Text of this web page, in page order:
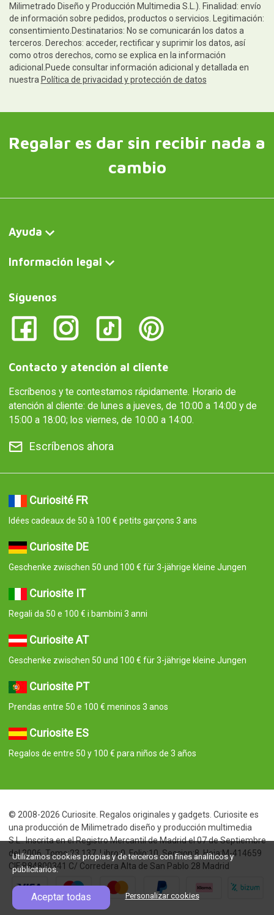
Milimetrado Diseño y Producción Multimedia S.L.). Finalidad: envío
de información sobre pedidos, productos o servicios. Legitimación:
consentimiento.Destinatarios: No se comunicarán los datos a
terceros. Derechos: acceder, rectificar y suprimir los datos, así
como otros derechos, como se explica en la información
adicional.Puede consultar información adicional y detallada en
nuestra Política de privacidad y protección de datos
Regalar es dar sin recibir nada a
cambio
Ayuda
Información legal
Síguenos
Contacto y atención al cliente
Escríbenos y te contestamos rápidamente. Horario de
atención al cliente: de lunes a jueves, de 10:00 a 14:00 y de
15:00 a 18:00; los viernes, de 10:00 a 14:00.
Escríbenos ahora
Curiosité FR
Idées cadeaux de 50 à 100 € petits garçons 3 ans
Curiosite DE
Geschenke zwischen 50 und 100 € für 3-jährige kleine Jungen
Curiosite IT
Regali da 50 e 100 € i bambini 3 anni
Curiosite AT
Geschenke zwischen 50 und 100 € für 3-jährige kleine Jungen
Curiosite PT
Prendas entre 50 e 100 € meninos 3 anos
Curiosite ES
Regalos de entre 50 y 100 € para niños de 3 años
© 2008-2026 Curiosite. Regalos originales y gadgets. Curiosite es
una producción de Milimetrado diseño y producción multimedia
S.L.. Inscrita en el Registro Mercantil de Madrid el 07 de Septiembre
del 2006. Tomo:23.137. Libro:0. Folio:10. Seccion:8. Hoja:M-414659
CIF:B84800341 C/ Corredera Alta de San Pablo 28 Madrid
Utilizamos cookies propias y de terceros con fines analíticos y
publicitarios.
Aceptar todas Personalizar cookies